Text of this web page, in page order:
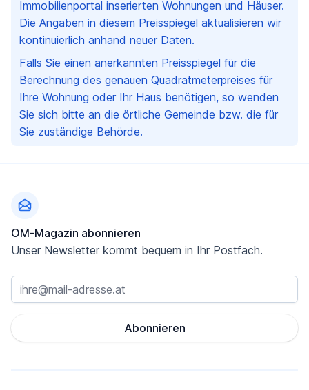
Immobilienportal inserierten Wohnungen und Häuser.
Die Angaben in diesem Preisspiegel aktualisieren wir
kontinuierlich anhand neuer Daten.
Falls Sie einen anerkannten Preisspiegel für die
Berechnung des genauen Quadratmeterpreises für
Ihre Wohnung oder Ihr Haus benötigen, so wenden
Sie sich bitte an die örtliche Gemeinde bzw. die für
Sie zuständige Behörde.
OM-Magazin abonnieren
Unser Newsletter kommt bequem in Ihr Postfach.
Abonnieren